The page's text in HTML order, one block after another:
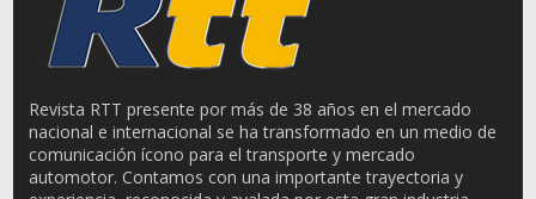
Revista RTT presente por más de 38 años en el mercado
nacional e internacional se ha transformado en un medio de
comunicación ícono para el transporte y mercado
automotor. Contamos con una importante trayectoria y